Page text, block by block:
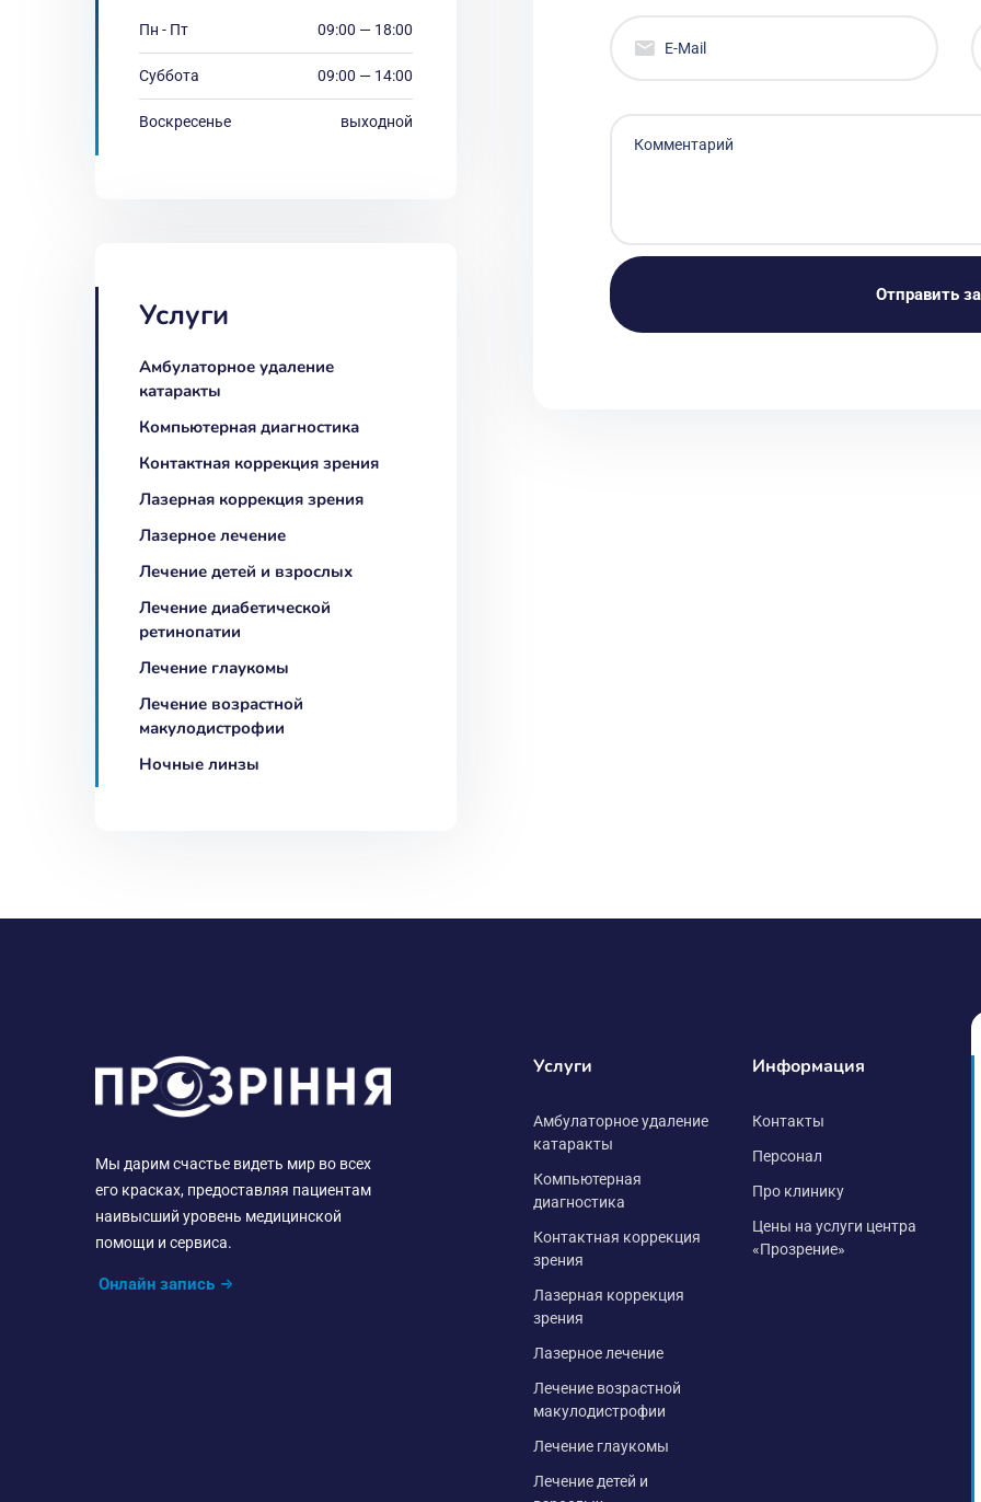
Пн - Пт 09:00 — 18:00
Суббота 09:00 — 14:00
Воскресенье выходной
Услуги
Амбулаторное удаление
катаракты
Компьютерная диагностика
Контактная коррекция зрения
Лазерная коррекция зрения
Лазерное лечение
Лечение детей и взрослых
Лечение диабетической
ретинопатии
Лечение глаукомы
Лечение возрастной
макулодистрофии
Ночные линзы
Отправить
Мы дарим счастье видеть мир во всех
его красках, предоставляя пациентам
наивысший уровень медицинской
помощи и сервиса.
Онлайн запись
Услуги
Амбулаторное удаление
катаракты
Компьютерная
диагностика
Контактная коррекция
зрения
Лазерная коррекция
зрения
Лазерное лечение
Лечение возрастной
макулодистрофии
Лечение глаукомы
Лечение детей и
Информация
Контакты
Персонал
Про клинику
Цены на услуги центра
«Прозрение»